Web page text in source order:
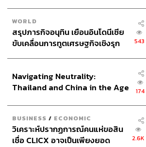
WORLD
สรุปภารกิจอนุทิน เยือนอินโดนีเซีย
ขับเคลื่อนการทูตเศรษฐกิจเชิงรุก
543
Navigating Neutrality:
Thailand and China in the Age
174
BUSINESS / ECONOMIC
วิเคราะห์ปรากฏการณ์คนแห่ขอสิน
เชื่อ CLICX อาจเป็นเพียงยอด
2.6K